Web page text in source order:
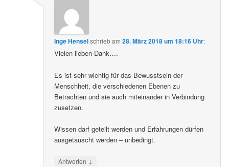
Inge Henselschriebam28. März 2018 um 18:16 Uhr:
Vielen lieben Dank….
Es ist sehr wichtig für das Bewusstsein der
Menschheit, die verschiedenen Ebenen zu
Betrachten und sie auch miteinander in Verbindung
zusetzen.
Wissen darf geteilt werden und Erfahrungen dürfen
ausgetauscht werden – unbedingt.
Antworten ↓